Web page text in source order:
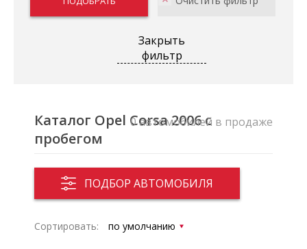
Закрыть
фильтр
Каталог Opel Corsa 2006 с
пробегом
ПОДБОР АВТОМОБИЛЯ
0 автомобилей в продаже
Сортировать: